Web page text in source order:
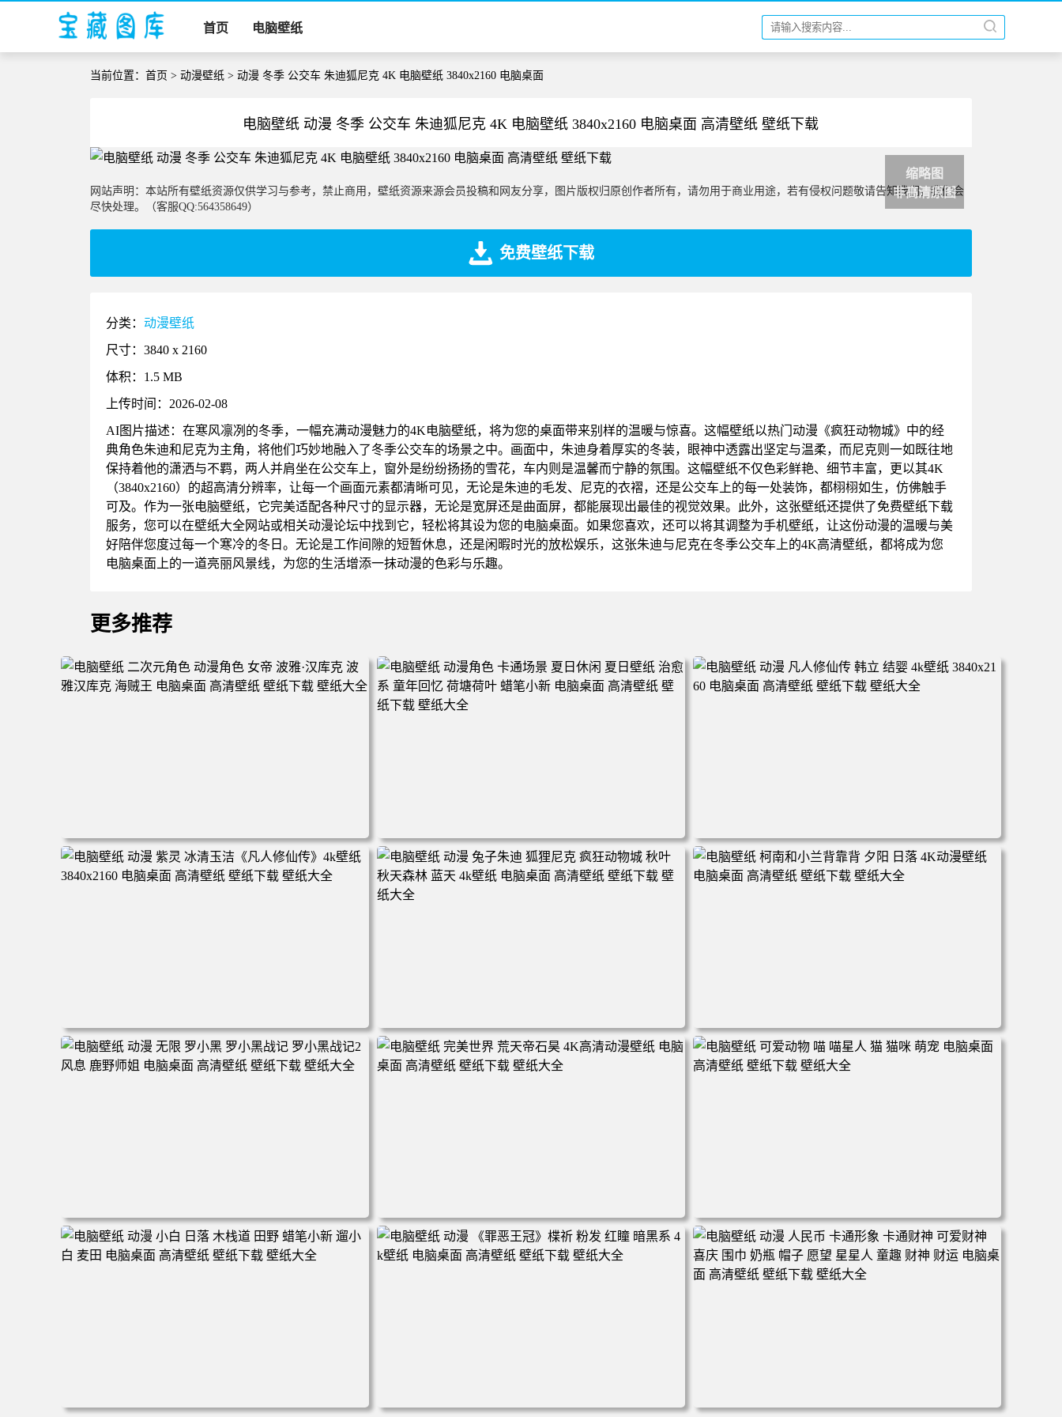
首页 电脑壁纸
当前位置：首页 >动漫壁纸 > 动漫 冬季 公交车 朱迪狐尼克 4K 电脑壁纸 3840x2160 电脑桌面
电脑壁纸 动漫 冬季 公交车 朱迪狐尼克 4K 电脑壁纸 3840x2160 电脑桌面 高清壁纸 壁纸下载
缩略图
非高清原图
网站声明：本站所有壁纸资源仅供学习与参考，禁止商用，壁纸资源来源会员投稿和网友分享，图片版权归原创作者所有，请勿用于商业用途，若有侵权问题敬请告知我们，我们会
尽快处理。（客服QQ:564358649）
免费壁纸下载
分类：动漫壁纸
尺寸：3840 x 2160
体积：1.5 MB
上传时间：2026-02-08
AI图片描述：在寒风凛冽的冬季，一幅充满动漫魅力的4K电脑壁纸，将为您的桌面带来别样的温暖与惊喜。这幅壁纸以热门动漫《疯狂动物城》中的经
典角色朱迪和尼克为主角，将他们巧妙地融入了冬季公交车的场景之中。画面中，朱迪身着厚实的冬装，眼神中透露出坚定与温柔，而尼克则一如既往地
保持着他的潇洒与不羁，两人并肩坐在公交车上，窗外是纷纷扬扬的雪花，车内则是温馨而宁静的氛围。这幅壁纸不仅色彩鲜艳、细节丰富，更以其4K
（3840x2160）的超高清分辨率，让每一个画面元素都清晰可见，无论是朱迪的毛发、尼克的衣褶，还是公交车上的每一处装饰，都栩栩如生，仿佛触手
可及。作为一张电脑壁纸，它完美适配各种尺寸的显示器，无论是宽屏还是曲面屏，都能展现出最佳的视觉效果。此外，这张壁纸还提供了免费壁纸下载
服务，您可以在壁纸大全网站或相关动漫论坛中找到它，轻松将其设为您的电脑桌面。如果您喜欢，还可以将其调整为手机壁纸，让这份动漫的温暖与美
好陪伴您度过每一个寒冷的冬日。无论是工作间隙的短暂休息，还是闲暇时光的放松娱乐，这张朱迪与尼克在冬季公交车上的4K高清壁纸，都将成为您
电脑桌面上的一道亮丽风景线，为您的生活增添一抹动漫的色彩与乐趣。
更多推荐
电脑壁纸 二次元角色 动漫角色 女帝 波雅·汉库克 波雅汉库
克 海贼王 电脑桌面 高清壁纸 壁纸下载 壁纸大全
电脑壁纸 动漫角色 卡通场景 夏日休闲 夏日壁纸 治愈系 童
年回忆 荷塘荷叶 蜡笔小新 电脑桌面 高清壁纸 壁纸下载 壁
纸大全
电脑壁纸 动漫 凡人修仙传 韩立 结婴 4k壁纸 3840x2160 电
脑桌面 高清壁纸 壁纸下载 壁纸大全
电脑壁纸 动漫 紫灵 冰清玉洁《凡人修仙传》4k壁纸 3840x2
160 电脑桌面 高清壁纸 壁纸下载 壁纸大全
电脑壁纸 动漫 兔子朱迪 狐狸尼克 疯狂动物城 秋叶 秋天森
林 蓝天 4k壁纸 电脑桌面 高清壁纸 壁纸下载 壁纸大全
电脑壁纸 柯南和小兰背靠背 夕阳 日落 4K动漫壁纸 电脑桌
面 高清壁纸 壁纸下载 壁纸大全
电脑壁纸 动漫 无限 罗小黑 罗小黑战记 罗小黑战记2 风息
鹿野师姐 电脑桌面 高清壁纸 壁纸下载 壁纸大全
电脑壁纸 完美世界 荒天帝石昊 4K高清动漫壁纸 电脑桌面
高清壁纸 壁纸下载 壁纸大全
电脑壁纸 可爱动物 喵 喵星人 猫 猫咪 萌宠 电脑桌面 高清壁
纸 壁纸下载 壁纸大全